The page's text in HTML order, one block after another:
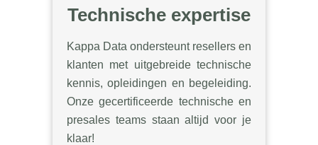
Technische expertise
Kappa Data ondersteunt resellers en
klanten met uitgebreide technische
kennis, opleidingen en begeleiding.
Onze gecertificeerde technische en
presales teams staan altijd voor je
klaar!